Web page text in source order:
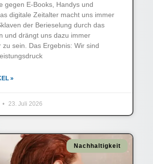
gegen E-Books, Handys und
digitale Zeitalter macht uns immer
der Berieselung durch das
und drängt uns dazu immer
zu sein. Das Ergebnis: Wir sind
»
23. Juli 2026
Nachhaltigkeit